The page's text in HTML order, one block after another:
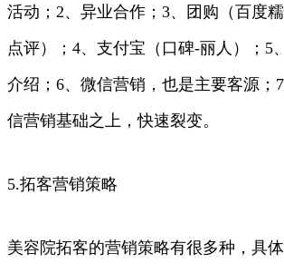
活动；2、异业合作；3、团购（百度
点评）；4、支付宝（口碑-丽人）；5
介绍；6、微信营销，也是主要客源；
信营销基础之上，快速裂变。
5.拓客营销策略
美容院拓客的营销策略有很多种，具